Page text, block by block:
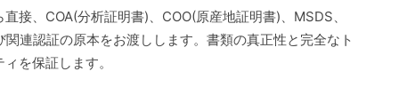
直接、COA(分析証明書)、COO(原産地証明書)、MSDS、
関連認証の原本をお渡しします。書類の真正性と完全なト
を保証します。